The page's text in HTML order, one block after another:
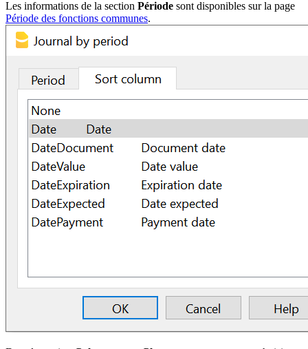
Les informations de la section Période sont disponibles sur la page
Période des fonctions communes.